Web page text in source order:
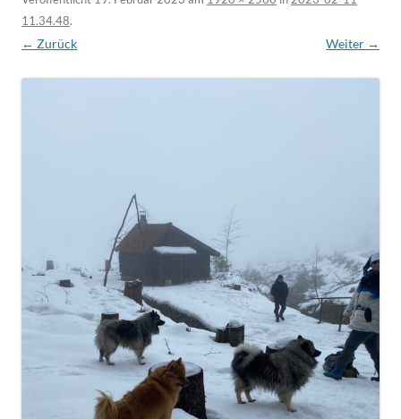
11.34.48.
← Zurück Weiter →